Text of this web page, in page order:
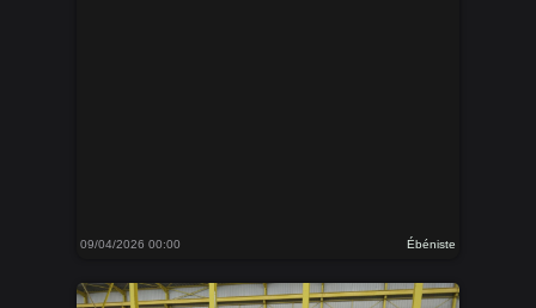
09/04/2026 00:00 Ébéniste